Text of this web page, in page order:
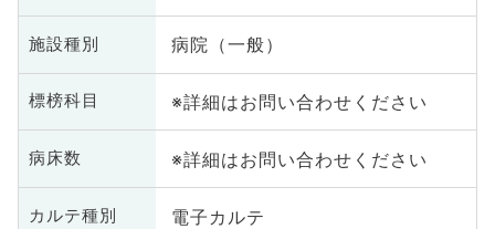
施設種別 病院（一般）
標榜科目 ※詳細はお問い合わせください
病床数 ※詳細はお問い合わせください
カルテ種別 電子カルテ